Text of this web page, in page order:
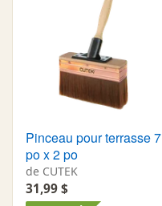
Pinceau pour terrasse 7
po x 2 po
de CUTEK
31,99 $